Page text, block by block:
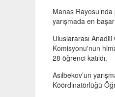
Manas
yarışmada en
Uluslararası
Komisyonu'nun
28 öğrenci katıldı.
Asılbekov’un
Köördinatörlüğü